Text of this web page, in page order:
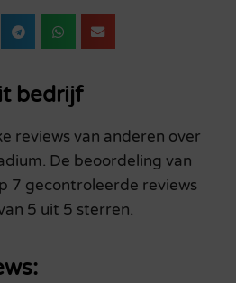
bedrijf
reviews van anderen over
De beoordeling van
7 gecontroleerde reviews
5 uit 5 sterren.